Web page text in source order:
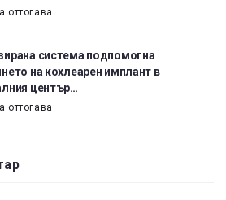
оттогава
система подпомогна
на кохлеарен имплант в
център…
оттогава